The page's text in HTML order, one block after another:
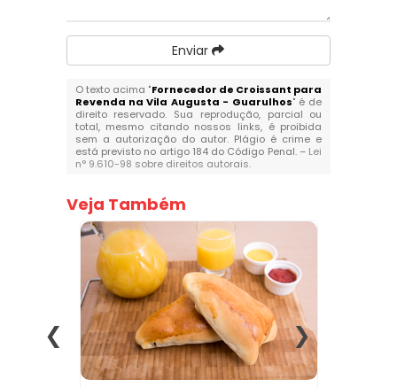
Enviar
O texto acima "Fornecedor de Croissant para
Revenda na Vila Augusta - Guarulhos" é de
direito reservado. Sua reprodução, parcial ou
total, mesmo citando nossos links, é proibida
sem a autorização do autor. Plágio é crime e
está previsto no artigo 184 do Código Penal. – Lei
n° 9.610-98 sobre direitos autorais.
Veja Também